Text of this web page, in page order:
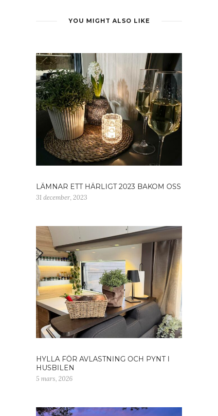
YOU MIGHT ALSO LIKE
LÄMNAR ETT HÄRLIGT 2023 BAKOM OSS
31 december, 2023
HYLLA FÖR AVLASTNING OCH PYNT I
HUSBILEN
5 mars, 2026